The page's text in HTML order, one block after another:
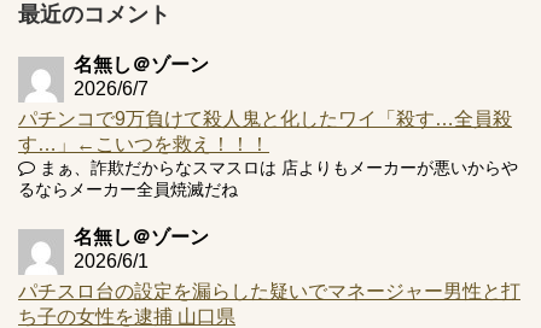
アズールレーン スロット評価はコイン持ちの悪い疑似ボ天
Powered by livedoor 相互RSS
最近のコメント
名無し＠ゾーン
2026/6/7
パチンコで9万負けて殺人鬼と化したワイ「殺す…全員殺
す…」←こいつを救え！！！
まぁ、詐欺だからなスマスロは 店よりもメーカーが悪いからや
るならメーカー全員焼滅だね
名無し＠ゾーン
2026/6/1
パチスロ台の設定を漏らした疑いでマネージャー男性と打
ち子の女性を逮捕 山口県